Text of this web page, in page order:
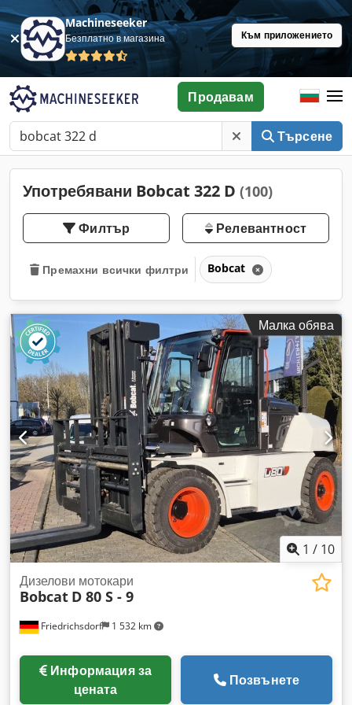
Machineseeker
Безплатно в магазина Към приложението
Търсене
Продавам
Употребявани Bobcat 322 D (100)
Филтър Релевантност
Премахни всички филтри Bobcat
Малка обява
1 / 10
Friedrichsdorf 1 532 km
Дизелови мотокари
Bobcat D 80 S - 9
Информация за
цената
Позвънете